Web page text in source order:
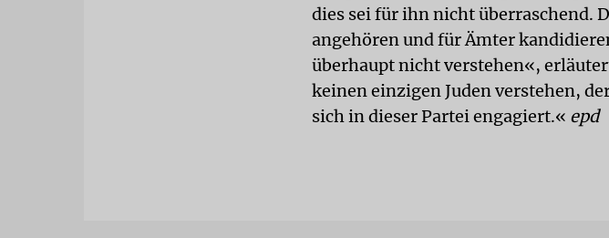
dies sei für ihn nicht überraschend.
angehören und für Ämter
überhaupt nicht verstehen«,
keinen einzigen Juden verstehen,
sich in dieser Partei engagiert.« epd